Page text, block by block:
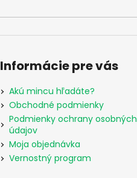
Informácie pre vás
Akú mincu hľadáte?
Obchodné podmienky
Podmienky ochrany osobných
údajov
Moja objednávka
Vernostný program